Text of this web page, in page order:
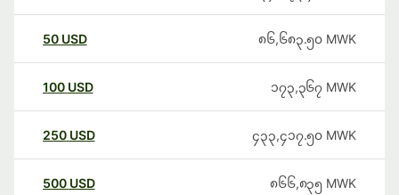
50 USD ၈၆,၆၈၃.၅၀ MWK
100 USD ၁၇၃,၃၆၇ MWK
250 USD ၄၃၃,၄၁၇.၅၀ MWK
500 USD ၈၆၆,၈၃၅ MWK